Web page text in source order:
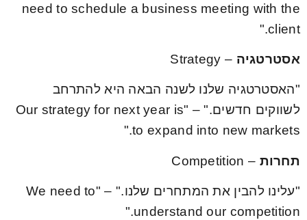
need to schedule a business meeting with the
client."
אסטרטגיה – Strategy
"האסטרטגיה שלנו לשנה הבאה היא להתרחב
לשווקים חדשים." – "Our strategy for next year is
to expand into new markets."
תחרות – Competition
"עלינו להבין את המתחרים שלנו." – "We need to
understand our competition."